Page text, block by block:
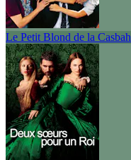
Le Petit Blond de la Casbah